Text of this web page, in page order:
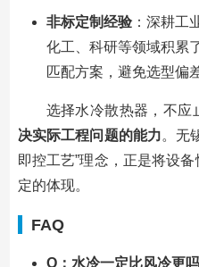
非标定制经验：深耕工
化工、科研等领域积累
匹配方案，避免选型偏
选择水冷散热器，不应
决实际工程问题的能力。无
即控工艺”理念，正是将设
定的体现。
FAQ
Q：水冷一定比风冷更